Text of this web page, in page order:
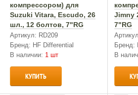
компрессором) для
Suzuki Vitara, Escudo, 26
шл., 12 болтов, 7"RG
Артикул: RD209
Бренд: HF Differential
В наличии: 1 шт
КУПИТЬ
Jimny
7"RG
Бренд:
В